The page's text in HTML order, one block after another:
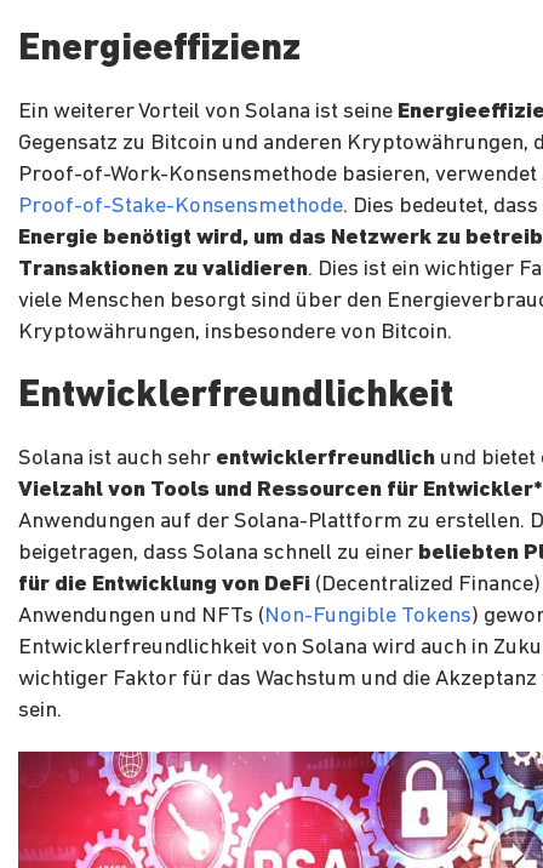
Energieeffizienz
Ein weiterer Vorteil von Solana ist seine
Gegensatz zu Bitcoin und anderen Kryptowährungen,
Proof-of-Work-Konsensmethode basieren, verwendet
Proof-of-Stake-Konsensmethode. Dies bedeutet, dass
Energie benötigt wird, um das Netzwerk zu
Transaktionen zu validieren. Dies ist ein wichtiger
viele Menschen besorgt sind über den
Kryptowährungen, insbesondere von Bitcoin.
Entwicklerfreundlichkeit
Solana ist auch sehr entwicklerfreundlich und bietet
Vielzahl von Tools und Ressourcen für
Anwendungen auf der Solana-Plattform zu erstellen.
beigetragen, dass Solana schnell zu einer beliebten
für die Entwicklung von DeFi (Decentralized Finance)
Anwendungen und NFTs (Non-Fungible Tokens)
Entwicklerfreundlichkeit von Solana wird auch in
wichtiger Faktor für das Wachstum und die Akzeptanz
sein.